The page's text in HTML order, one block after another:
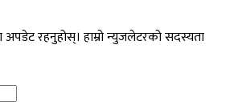
रहनुहोस्। हाम्रो न्युजलेटरको सदस्यता